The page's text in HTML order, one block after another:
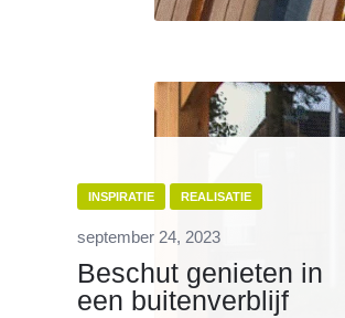
INSPIRATIE REALISATIE
september 24, 2023
Beschut genieten in
een buitenverblijf